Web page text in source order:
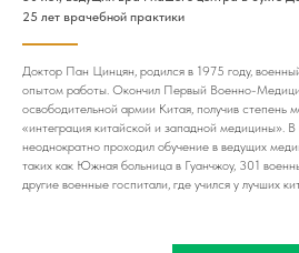
25 лет врачебной практики
Доктор Пан Цинцян, родился в 1975 году,
опытом работы. Окончил Первый Военно-
освободительной армии Китая, получив степень
«интеграция китайской и западной медицины».
неоднократно проходил обучение в ведущих
таких как Южная больница в Гуанчжоу, 301
другие военные госпитали, где учился у лучших